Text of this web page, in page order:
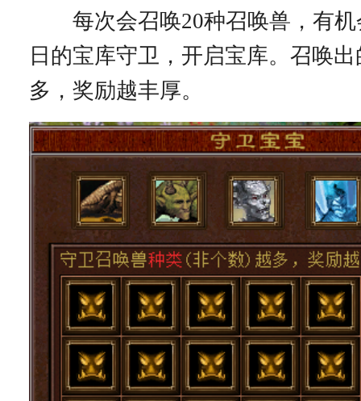
每次会召唤20种召唤兽，有机
日的宝库守卫，开启宝库。召唤
多，奖励越丰厚。